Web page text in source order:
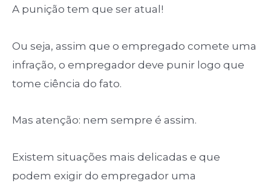
A punição tem que ser atual!
Ou seja, assim que o empregado comete uma
infração, o empregador deve punir logo que
tome ciência do fato.
Mas atenção: nem sempre é assim.
Existem situações mais delicadas e que
podem exigir do empregador uma